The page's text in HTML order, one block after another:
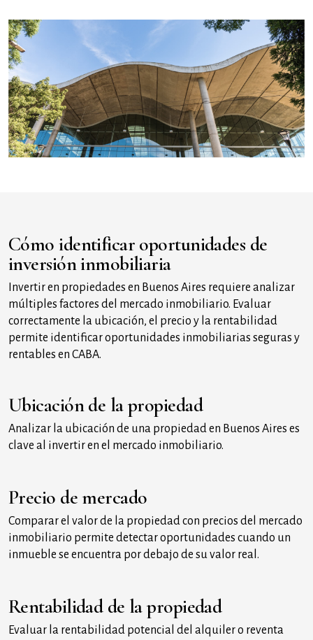
Cómo identificar oportunidades de
inversión inmobiliaria
Invertir en propiedades en Buenos Aires requiere analizar
múltiples factores del mercado inmobiliario. Evaluar
correctamente la ubicación, el precio y la rentabilidad
permite identificar oportunidades inmobiliarias seguras y
rentables en CABA.
Ubicación de la propiedad
Analizar la ubicación de una propiedad en Buenos Aires es
clave al invertir en el mercado inmobiliario.
Precio de mercado
Comparar el valor de la propiedad con precios del mercado
inmobiliario permite detectar oportunidades cuando un
inmueble se encuentra por debajo de su valor real.
Rentabilidad de la propiedad
Evaluar la rentabilidad potencial del alquiler o reventa